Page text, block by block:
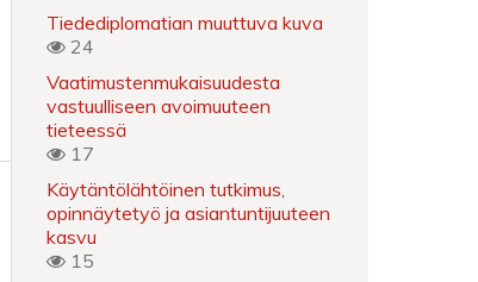
Tiedediplomatian muuttuva kuva
24
Vaatimustenmukaisuudesta
vastuulliseen avoimuuteen
tieteessä
17
Käytäntölähtöinen tutkimus,
opinnäytetyö ja asiantuntijuuteen
kasvu
15